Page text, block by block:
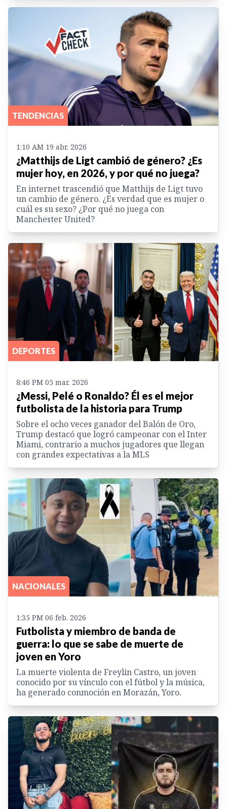
TENDENCIAS
1:10 AM 19 abr. 2026
¿Matthijs de Ligt cambió de género? ¿Es
mujer hoy, en 2026, y por qué no juega?
En internet trascendió que Matthijs de Ligt tuvo
un cambio de género. ¿Es verdad que es mujer o
cuál es su sexo? ¿Por qué no juega con
Manchester United?
DEPORTES
8:46 PM 05 mar. 2026
¿Messi, Pelé o Ronaldo? Él es el mejor
futbolista de la historia para Trump
Sobre el ocho veces ganador del Balón de Oro,
Trump destacó que logró campeonar con el Inter
Miami, contrario a muchos jugadores que llegan
con grandes expectativas a la MLS
NACIONALES
1:35 PM 06 feb. 2026
Futbolista y miembro de banda de
guerra: lo que se sabe de muerte de
joven en Yoro
La muerte violenta de Freylin Castro, un joven
conocido por su vínculo con el fútbol y la música,
ha generado conmoción en Morazán, Yoro.